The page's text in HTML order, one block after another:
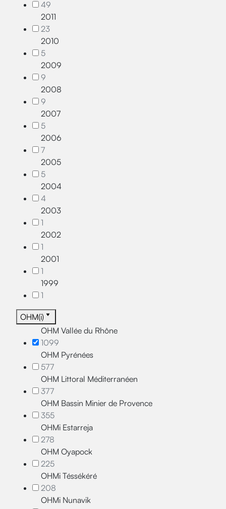
49
2011
23
2010
5
2009
9
2008
9
2007
5
2006
7
2005
5
2004
4
2003
1
2002
1
2001
1
1999
1
OHM(i)
OHM Vallée du Rhône
1099
OHM Pyrénées
577
OHM Littoral Méditerranéen
377
OHM Bassin Minier de Provence
355
OHMi Estarreja
278
OHM Oyapock
225
OHMi Téssékéré
208
OHMi Nunavik